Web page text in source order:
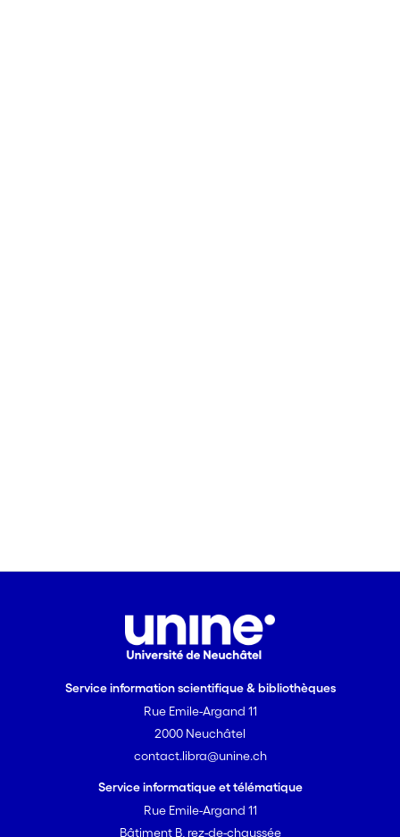
Service information scientifique & bibliothèques
Rue Emile-Argand 11
2000 Neuchâtel
contact.libra@unine.ch
Service informatique et télématique
Rue Emile-Argand 11
Bâtiment B, rez-de-chaussée